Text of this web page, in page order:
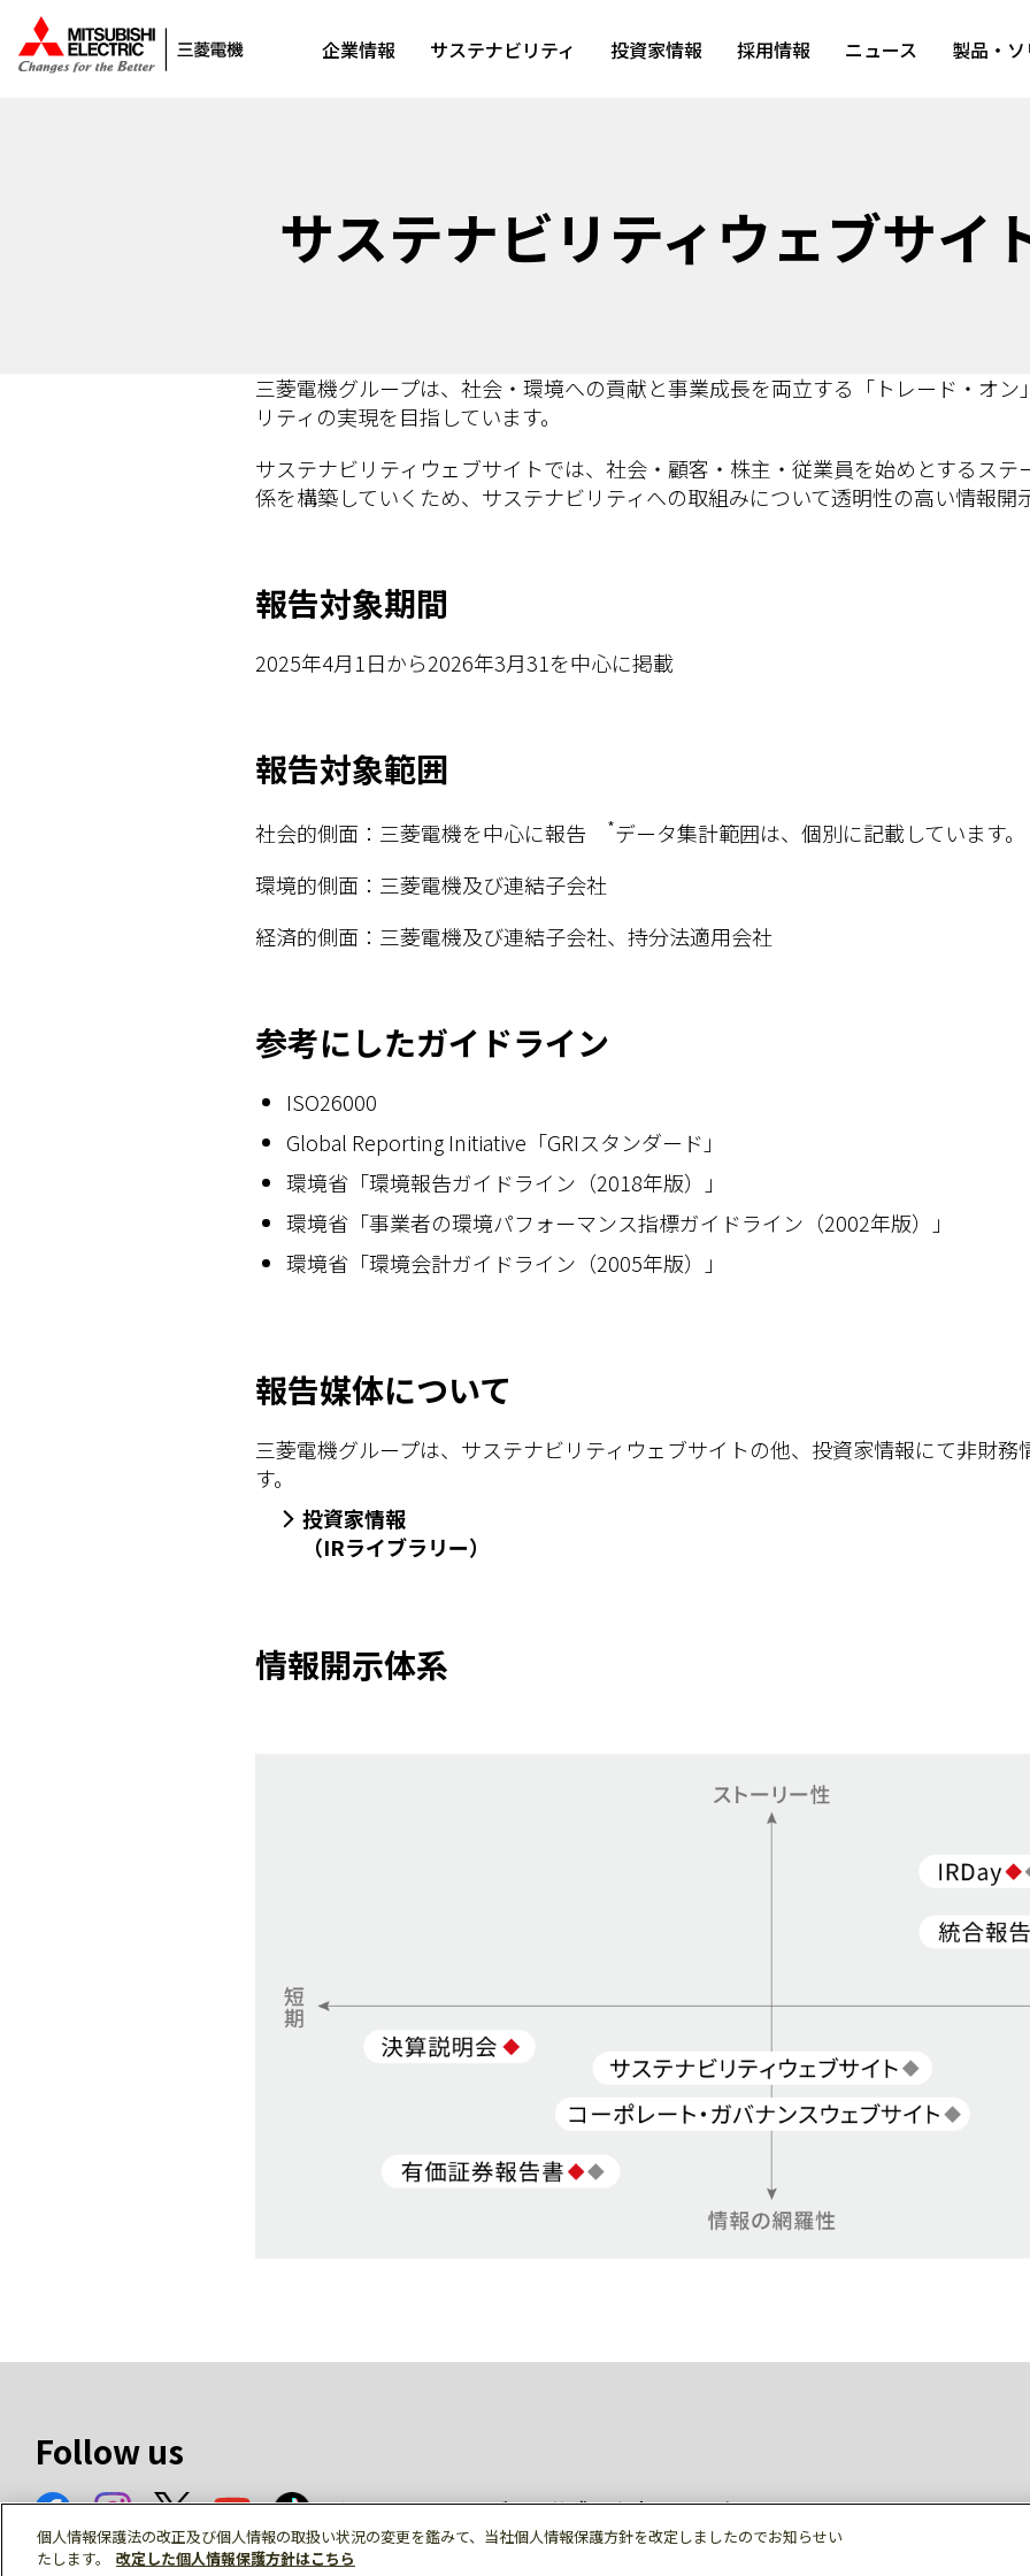
企業情報 サステナビリティ 投資家情報 採用情報 ニュース 製品・
サステナビリティウェブサイ
三菱電機グループは、社会・環境への貢献と事業成長を両立する「トレード・オ
リティの実現を目指しています。
サステナビリティウェブサイトでは、社会・顧客・株主・従業員を始めとするス
係を構築していくため、サステナビリティへの取組みについて透明性の高い情報開
報告対象期間
2025年4月1日から2026年3月31を中心に掲載
報告対象範囲
社会的側面：三菱電機を中心に報告 *データ集計範囲は、個別に記載しています。
環境的側面：三菱電機及び連結子会社
経済的側面：三菱電機及び連結子会社、持分法適用会社
参考にしたガイドライン
ISO26000
Global Reporting Initiative「GRIスタンダード」
環境省「環境報告ガイドライン（2018年版）」
環境省「事業者の環境パフォーマンス指標ガイドライン（2002年版）」
環境省「環境会計ガイドライン（2005年版）」
報告媒体について
三菱電機グループは、サステナビリティウェブサイトの他、投資家情報にて非財務
す。
投資家情報
（IRライブラリー）
情報開示体系
Follow us
ソーシャルメディア公式アカウント一覧
個人情報保護法の改正及び個人情報の取扱い状況の変更を鑑みて、当社個人情報保護方針を改定しましたのでお知らせい
たします。
改定した個人情報保護方針はこちら